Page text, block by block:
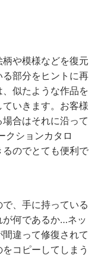
や模様などを復元
部分をヒントに再
似たような作品を
いきます。お客様
合はそれに沿って
クションカタロ
のでとても便利で
、手に持っている
が何であるか…ネッ
違って修復されて
コピーしてしまう